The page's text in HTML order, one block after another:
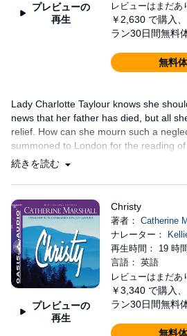
プレビューの
再生
レビューはまだあ
￥2,630 で購入
ラン30日間無料
無料
Lady Charlotte Taylour knows she
news that her father has died, but all
relief. How can she mourn such a
summoned to London for the reading
and she finds an unlikely ally.
続きを読む
プレビューの
再生
Christy
著者： Catherine
ナレーター：
再生時間： 19 時
言語： 英語
レビューはまだあ
￥3,340 で購入
ラン30日間無料
無料